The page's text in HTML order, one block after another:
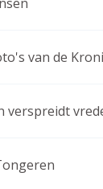
van de
verspreidt